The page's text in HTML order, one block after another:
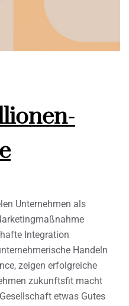
Unternehmen als
Integration
Handeln
zeigen erfolgreiche
zukunftsfit macht
etwas Gutes